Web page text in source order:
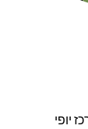
יופי